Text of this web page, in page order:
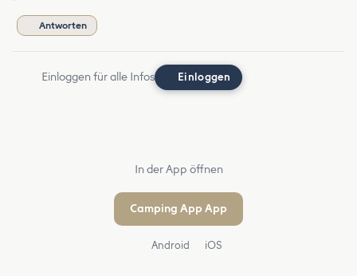
Antworten
Einloggen für alle Infos Einloggen
In der App öffnen
Camping App App
Android iOS